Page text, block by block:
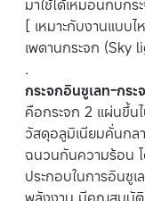
มาใช้ได้เหมือนกับกร
[ เหมาะกับงานแบบ
เพดานกระจก (Sky
.
กระจกอินซูเลท-กร
คือกระจก 2 แผ่นขึ้น
วัสดุอลูมิเนียมคั่นกล
ฉนวนกันความร้อน โ
ประกอบในการอินซูเ